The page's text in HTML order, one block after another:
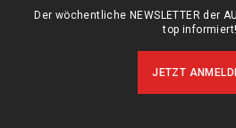
Der wöchentliche NEWSLETTER der
top informiert!
JETZT